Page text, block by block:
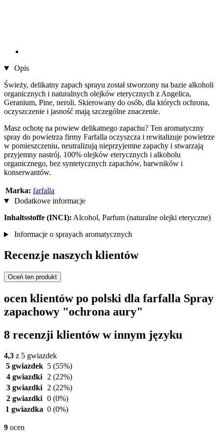
Opis
Świeży, delikatny zapach sprayu został stworzony na bazie alkoholi
organicznych i naturalnych olejków eterycznych z Angelica,
Geranium, Pine, neroli. Skierowany do osób, dla których ochrona,
oczyszczenie i jasność mają szczególne znaczenie.
Masz ochotę na powiew delikatnego zapachu? Ten aromatyczny
spray do powietrza firmy Farfalla oczyszcza i rewitalizuje powietrze
w pomieszczeniu, neutralizują nieprzyjemne zapachy i stwarzają
przyjemny nastrój. 100% olejków eterycznych i alkoholu
organicznego, bez syntetycznych zapachów, barwników i
konserwantów.
Marka: farfalla
Dodatkowe informacje
Inhaltsstoffe (INCI): Alcohol, Parfum (naturalne olejki eteryczne)
Informacje o sprayach aromatycznych
Recenzje naszych klientów
Oceń ten produkt
ocen klientów po polski dla farfalla Spray
zapachowy "ochrona aury"
8 recenzji klientów w innym języku
4,3 z 5 gwiazdek
5 gwiazdek 5 (55%)
4 gwiazdki
2 (22%)
3 gwiazdki
2 (22%)
2 gwiazdki 0 (0%)
1 gwiazdka 0 (0%)
9 ocen